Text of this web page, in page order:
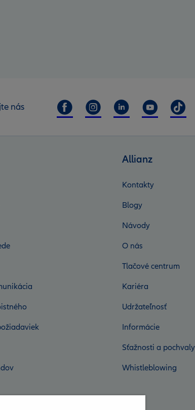
nás
Allianz
Kontakty
Blogy
Návody
O nás
Tlačové centrum
Kariéra
Udržateľnosť
Informácie
Sťažnosti a pochvaly
Whistleblowing